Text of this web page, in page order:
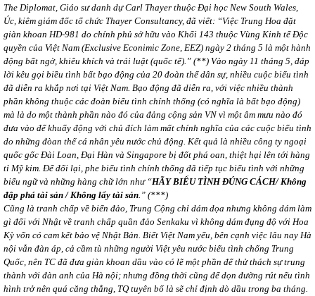
The Diplomat, Giáo sư danh dự Carl Thayer thuộc Đại học New South Wales,
Úc, kiêm giám đốc tổ chức Thayer Consultancy, đã viết: “Việc Trung Hoa đặt
giàn khoan HD-981 do chính phủ sở hữu vào Khối 143 thuộc Vùng Kinh tế Độc
quyền của Việt Nam (Exclusive Econimic Zone, EEZ) ngày 2 tháng 5 là một hành
động bất ngờ, khiêu khích và trái luật (quốc tế).” (**) Vào ngày 11 tháng 5, đáp
lời kêu gọi biều tình bất bạo động của 20 đoàn thể dân sự, nhiều cuộc biểu tình
đã diễn ra khắp nơi tại Việt Nam. Bạo động đã diễn ra, với việc nhiều thành
phần không thuộc các đoàn biểu tình chính thống (có nghĩa là bất bạo động)
mà là do một thành phần nào đó của đảng cộng sản VN vì một âm mưu nào đó
đưa vào để khuấy động với chủ đích làm mất chính nghĩa của các cuộc biểu tình
do những đòan thể cá nhân yêu nước chủ động. Kết quả là nhiều công ty ngoại
quốc gốc Đài Loan, Đại Hàn và Singapore bị đốt phá oan, thiệt hại lên tới hàng
tỉ Mỹ kim. Để đối lại, phe biểu tình chính thống đã tiếp tục biểu tình với những
biểu ngữ và những hàng chữ lớn như “HÃY BIỂU TÌNH ĐÚNG CÁCH/ Không
đập phá tài sản / Không lấy tài sản.” (***)
Cũng là tranh chấp về biển đảo, Trung Cộng chỉ dám dọa nhưng không dám làm
gì đối với Nhật về tranh chấp quần đảo Senkaku vì không dám đụng độ với Hoa
Kỳ vốn có cam kết bảo vệ Nhật Bản. Biết Việt Nam yếu, bên cạnh việc lâu nay Hà
nội vẫn đàn áp, cả cầm tù những người Việt yêu nước biểu tình chống Trung
Quốc, nên TC đã đưa giàn khoan dầu vào có lẽ một phần để thử thách sự trung
thành với đàn anh của Hà nội; nhưng đồng thời cũng để dọn đường rút nếu tình
hình trở nên quá căng thẳng, TQ tuyên bố là sẽ chỉ định dò dầu trong ba tháng.